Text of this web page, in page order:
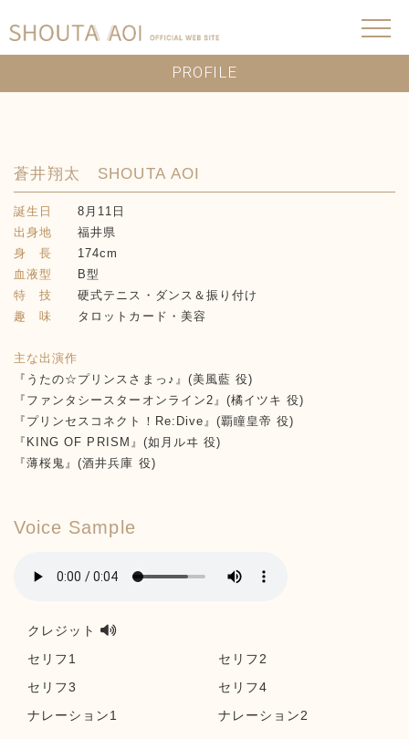
PROFILE
蒼井翔太 SHOUTA AOI
誕生日8月11日
出身地 福井県
身 長 174cm
血液型
B型
特 技
硬式テニス・ダンス＆振り付け
趣 味 タロットカード・美容
主な出演作
『うたの☆プリンスさまっ♪』(美風藍 役)
『ファンタシースターオンライン2』(橘イツキ 役)
『プリンセスコネクト！Re:Dive』(覇瞳皇帝 役)
『KING OF PRISM』(如月ルヰ 役)
『薄桜鬼』(酒井兵庫 役)
Voice Sample
クレジット
セリフ1
セリフ2
セリフ3
セリフ4
ナレーション1
ナレーション2